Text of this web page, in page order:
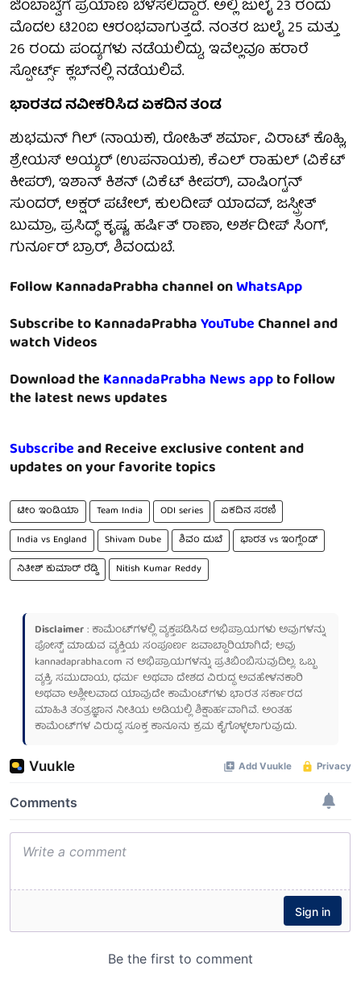
ಜಿಂಬಾಬ್ವೆಗೆ ಪ್ರಯಾಣ ಬೆಳೆಸಲಿದ್ದಾರೆ. ಅಲ್ಲಿ ಜುಲೈ 23 ರಂದು
ಮೊದಲ ಟಿ20ಐ ಆರಂಭವಾಗುತ್ತದೆ. ನಂತರ ಜುಲೈ 25 ಮತ್ತು
26 ರಂದು ಪಂದ್ಯಗಳು ನಡೆಯಲಿದ್ದು, ಇವೆಲ್ಲವೂ ಹರಾರೆ
ಸ್ಪೋರ್ಟ್ಸ್ ಕ್ಲಬ್‌ನಲ್ಲಿ ನಡೆಯಲಿವೆ.
ಭಾರತದ ನವೀಕರಿಸಿದ ಏಕದಿನ ತಂಡ
ಶುಭಮನ್ ಗಿಲ್ (ನಾಯಕ), ರೋಹಿತ್ ಶರ್ಮಾ, ವಿರಾಟ್ ಕೊಹ್ಲಿ,
ಶ್ರೇಯಸ್ ಅಯ್ಯರ್ (ಉಪನಾಯಕ), ಕೆಎಲ್ ರಾಹುಲ್ (ವಿಕೆಟ್
ಕೀಪರ್), ಇಶಾನ್ ಕಿಶನ್ (ವಿಕೆಟ್ ಕೀಪರ್), ವಾಷಿಂಗ್ಟನ್
ಸುಂದರ್, ಅಕ್ಷರ್ ಪಟೇಲ್, ಕುಲದೀಪ್ ಯಾದವ್, ಜಸ್ಪ್ರೀತ್
ಬುಮ್ರಾ, ಪ್ರಸಿದ್ಧ್ ಕೃಷ್ಣ, ಹರ್ಷಿತ್ ರಾಣಾ, ಅರ್ಶದೀಪ್ ಸಿಂಗ್,
ಗುರ್ನೂರ್ ಬ್ರಾರ್, ಶಿವಂದುಬೆ.
Follow KannadaPrabha channel onWhatsApp
Subscribe to KannadaPrabhaYouTubeChannel and
watch Videos
Download theKannadaPrabha News appto follow
the latest news updates
Subscribeand Receive exclusive content and
updates on your favorite topics
ಟೀಂ ಇಂಡಿಯಾ Team India ODI series
ಏಕದಿನ ಸರಣಿ
India vs England
Shivam Dube ಶಿವಂ ದುಬೆ
ಭಾರತ vs ಇಂಗ್ಲೆಂಡ್
ನಿತೀಶ್ ಕುಮಾರ್ ರೆಡ್ಡಿ
Nitish Kumar Reddy
Disclaimer: ಕಾಮೆಂಟ್‌ಗಳಲ್ಲಿ ವ್ಯಕ್ತಪಡಿಸಿದ ಅಭಿಪ್ರಾಯಗಳು ಅವುಗಳನ್ನು
ಪೋಸ್ಟ್ ಮಾಡುವ ವ್ಯಕ್ತಿಯ ಸಂಪೂರ್ಣ ಜವಾಬ್ದಾರಿಯಾಗಿದೆ; ಅವು
kannadaprabha.com ನ ಅಭಿಪ್ರಾಯಗಳನ್ನು ಪ್ರತಿಬಿಂಬಿಸುವುದಿಲ್ಲ. ಒಬ್ಬ
ವ್ಯಕ್ತಿ, ಸಮುದಾಯ, ಧರ್ಮ ಅಥವಾ ದೇಶದ ವಿರುದ್ಧ ಅವಹೇಳನಕಾರಿ
ಅಥವಾ ಅಶ್ಲೀಲವಾದ ಯಾವುದೇ ಕಾಮೆಂಟ್‌ಗಳು ಭಾರತ ಸರ್ಕಾರದ
ಮಾಹಿತಿ ತಂತ್ರಜ್ಞಾನ ನೀತಿಯ ಅಡಿಯಲ್ಲಿ ಶಿಕ್ಷಾರ್ಹವಾಗಿವೆ. ಅಂತಹ
ಕಾಮೆಂಟ್‌ಗಳ ವಿರುದ್ಧ ಸೂಕ್ತ ಕಾನೂನು ಕ್ರಮ ಕೈಗೊಳ್ಳಲಾಗುವುದು.